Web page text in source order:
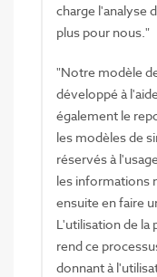
charge l'analyse
plus pour nous."
"Notre modèle
développé à
également le
les modèles de
réservés à
les informations
ensuite en faire
L'utilisation de la
rend ce
donnant à